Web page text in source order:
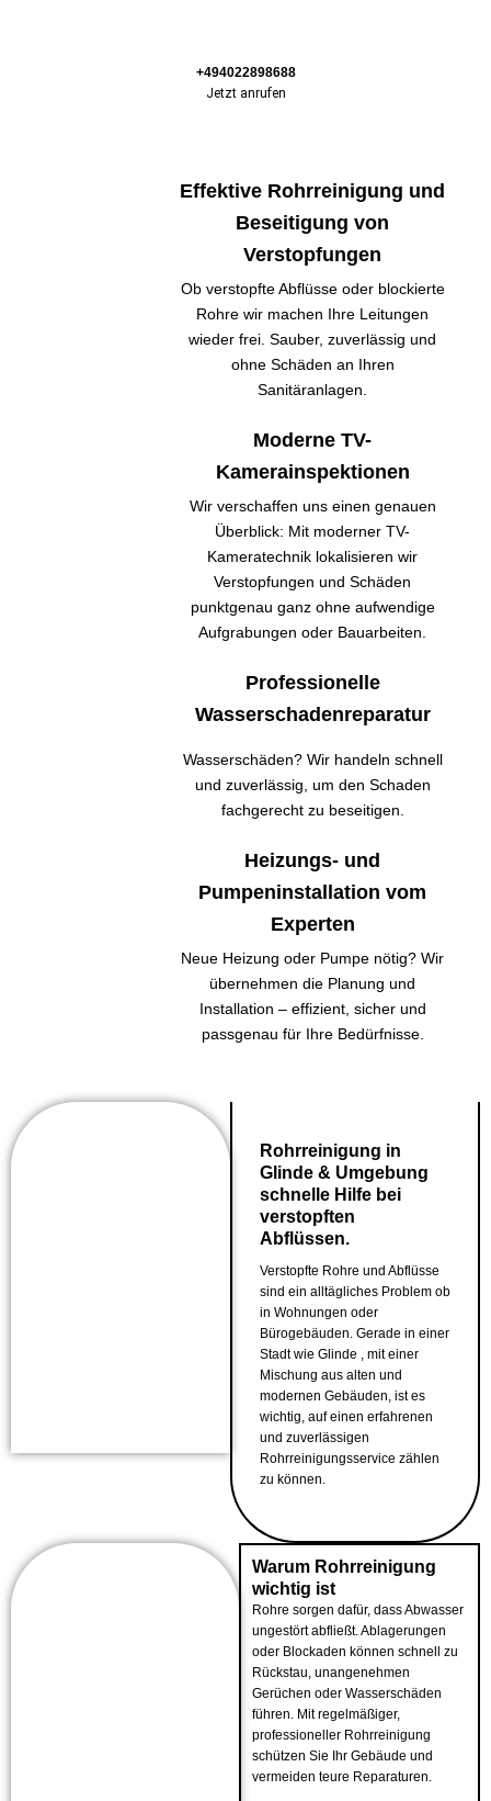
+494022898688
Jetzt anrufen
Effektive Rohrreinigung und
Beseitigung von
Verstopfungen
Ob verstopfte Abflüsse oder blockierte
Rohre wir machen Ihre Leitungen
wieder frei. Sauber, zuverlässig und
ohne Schäden an Ihren
Sanitäranlagen.
Moderne TV-
Kamerainspektionen
Wir verschaffen uns einen genauen
Überblick: Mit moderner TV-
Kameratechnik lokalisieren wir
Verstopfungen und Schäden
punktgenau ganz ohne aufwendige
Aufgrabungen oder Bauarbeiten.
Professionelle
Wasserschadenreparatur
Wasserschäden? Wir handeln schnell
und zuverlässig, um den Schaden
fachgerecht zu beseitigen.
Heizungs- und
Pumpeninstallation vom
Experten
Neue Heizung oder Pumpe nötig? Wir
übernehmen die Planung und
Installation – effizient, sicher und
passgenau für Ihre Bedürfnisse.
Rohrreinigung in
Glinde & Umgebung
schnelle Hilfe bei
verstopften
Abflüssen.
Verstopfte Rohre und Abflüsse
sind ein alltägliches Problem ob
in Wohnungen oder
Bürogebäuden. Gerade in einer
Stadt wie Glinde , mit einer
Mischung aus alten und
modernen Gebäuden, ist es
wichtig, auf einen erfahrenen
und zuverlässigen
Rohrreinigungsservice zählen
zu können.
Warum Rohrreinigung
wichtig ist
Rohre sorgen dafür, dass Abwasser
ungestört abfließt. Ablagerungen
oder Blockaden können schnell zu
Rückstau, unangenehmen
Gerüchen oder Wasserschäden
führen. Mit regelmäßiger,
professioneller Rohrreinigung
schützen Sie Ihr Gebäude und
vermeiden teure Reparaturen.